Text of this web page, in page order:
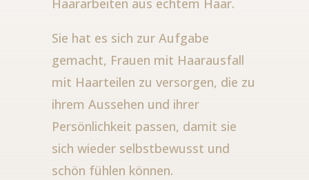
Sie hat es sich zur Aufgabe
gemacht, Frauen mit Haarausfall
mit Haarteilen zu versorgen, die zu
ihrem Aussehen und ihrer
Persönlichkeit passen, damit sie
sich wieder selbstbewusst und
schön fühlen können.